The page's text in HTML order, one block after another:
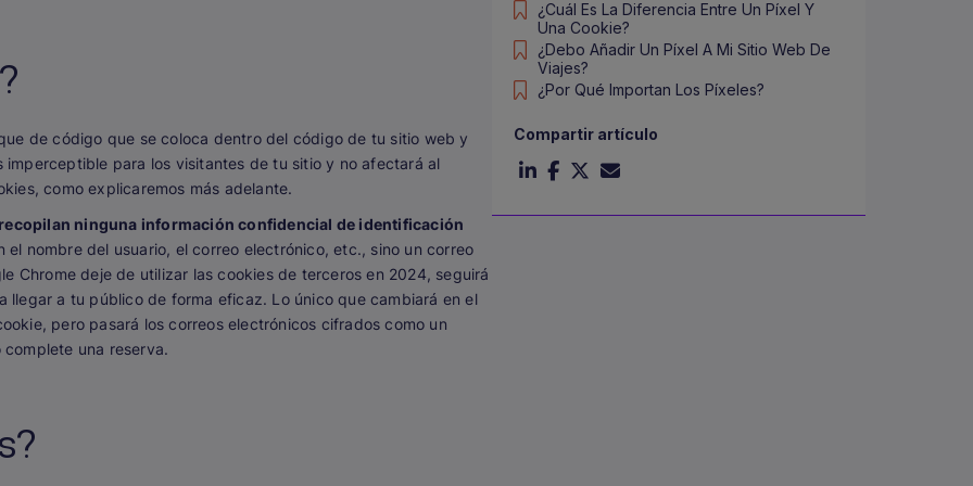
de código que se coloca dentro del código de tu sitio web y
para los visitantes de tu sitio y no afectará al
como explicaremos más adelante.
ninguna información confidencial de identificación
nombre del usuario, el correo electrónico, etc., sino un correo
Chrome deje de utilizar las cookies de terceros en 2024, seguirá
llegar a tu público de forma eficaz. Lo único que cambiará en el
pero pasará los correos electrónicos cifrados como un
una reserva.
¿Cuál Es La Diferencia Entre Un Píxel Y
Una Cookie?
¿Debo Añadir Un Píxel A Mi Sitio Web De
Viajes?
¿Por Qué Importan Los Píxeles?
Compartir artículo